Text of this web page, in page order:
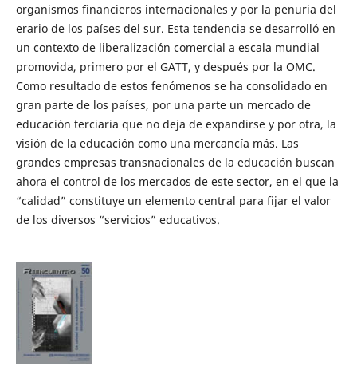
organismos financieros internacionales y por la penuria del
erario de los países del sur. Esta tendencia se desarrolló en
un contexto de liberalización comercial a escala mundial
promovida, primero por el GATT, y después por la OMC.
Como resultado de estos fenómenos se ha consolidado en
gran parte de los países, por una parte un mercado de
educación terciaria que no deja de expandirse y por otra, la
visión de la educación como una mercancía más. Las
grandes empresas transnacionales de la educación buscan
ahora el control de los mercados de este sector, en el que la
“calidad” constituye un elemento central para fijar el valor
de los diversos “servicios” educativos.